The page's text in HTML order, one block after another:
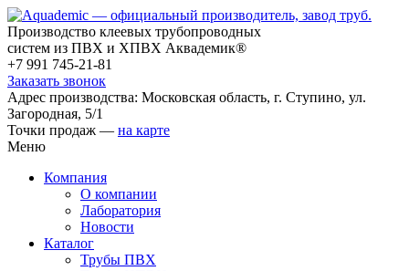
Производство клеевых трубопроводных
систем из ПВХ и ХПВХ Аквадемик®
+7 991 745-21-81
Заказать звонок
Адрес производства: Московская область, г. Ступино, ул.
Загородная, 5/1
Точки продаж — на карте
Меню
Компания
О компании
Лаборатория
Новости
Каталог
Трубы ПВХ